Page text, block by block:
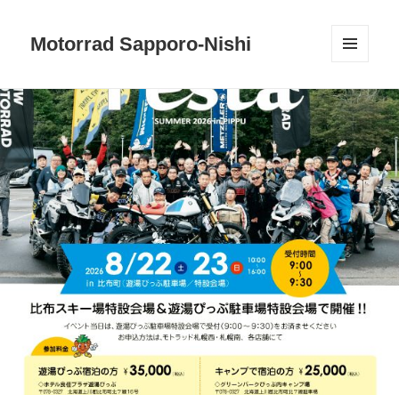
Motorrad Sapporo-Nishi
ーとウ
ィジェ
ット